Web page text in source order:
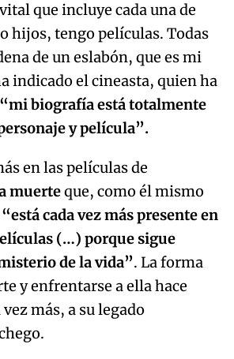
que incluye cada una de
hijos, tengo películas. Todas
de un eslabón, que es mi
indicado el cineasta, quien ha
“mi biografía está totalmente
y película”.
en las películas de
muerteque, como él mismo
“está cada vez más presente en
(…) porque sigue
de la vida”. La forma
y enfrentarse a ella hace
más, a su legado